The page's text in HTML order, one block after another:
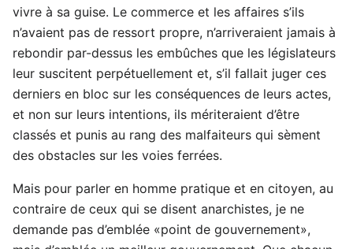
vivre à sa guise. Le commerce et les affaires s’ils
n’avaient pas de ressort propre, n’arriveraient jamais à
rebondir par-dessus les embûches que les législateurs
leur suscitent perpétuellement et, s’il fallait juger ces
derniers en bloc sur les conséquences de leurs actes,
et non sur leurs intentions, ils mériteraient d’être
classés et punis au rang des malfaiteurs qui sèment
des obstacles sur les voies ferrées.
Mais pour parler en homme pratique et en citoyen, au
contraire de ceux qui se disent anarchistes, je ne
demande pas d’emblée «point de gouvernement»,